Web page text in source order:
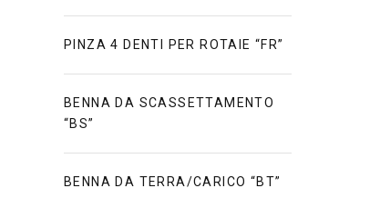
PINZA 4 DENTI PER ROTAIE “FR”
BENNA DA SCASSETTAMENTO
“BS”
BENNA DA TERRA/CARICO “BT”